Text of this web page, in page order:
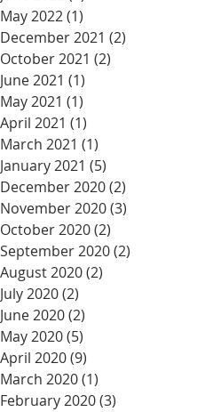
May 2022(1)
December 2021 (2)
October 2021 (2)
June 2021 (1)
May 2021 (1)
April 2021 (1)
March 2021 (1)
January 2021 (5)
December 2020(2)
November 2020(3)
October 2020(2)
September 2020(2)
August 2020(2)
July 2020(2)
June 2020(2)
May 2020(5)
April 2020(9)
March 2020(1)
February 2020(3)